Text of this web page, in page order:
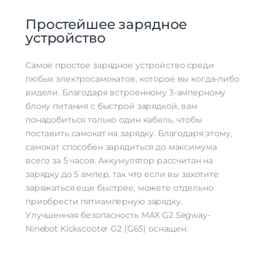
Простейшее зарядное
устройство
Самое простое зарядное устройство среди
любых электросамокатов, которое вы когда-либо
видели. Благодаря встроенному 3-амперному
блоку питания с быстрой зарядкой, вам
понадобиться только один кабель, чтобы
поставить самокат на зарядку. Благодаря этому,
самокат способен зарядиться до максимума
всего за 5 часов. Аккумулятор рассчитан на
зарядку до 5 ампер, так что если вы захотите
заряжаться еще быстрее, можете отдельно
приобрести пятиамперную зарядку.
Улучшенная безопасность MAX G2 Segway-
Ninebot Kickscooter G2 (G65) оснащен: